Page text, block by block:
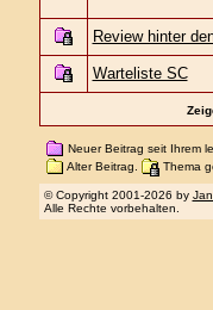
Review hinter
Warteliste SC
Neuer Beitrag seit Ihrem
Alter Beitrag.
Thema
© Copyright 2001-2026 by
Alle Rechte vorbehalten.